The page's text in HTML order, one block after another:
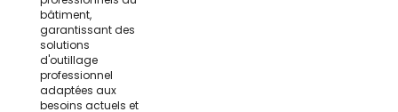
bâtiment,
garantissant des
solutions
d'outillage
professionnel
adaptées aux
besoins actuels et